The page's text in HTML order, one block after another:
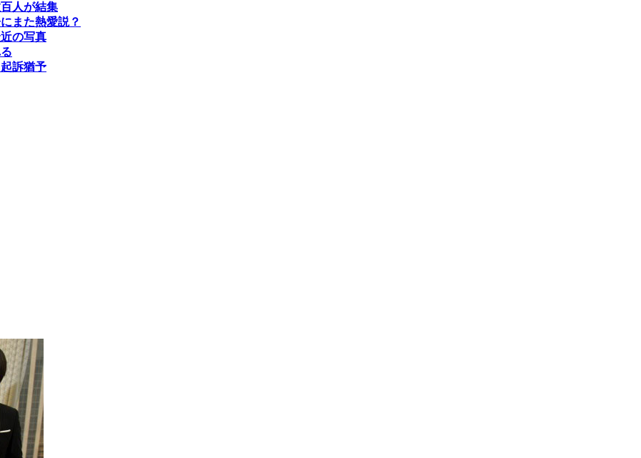
人が結集
また熱愛説？
の写真
訴猶予